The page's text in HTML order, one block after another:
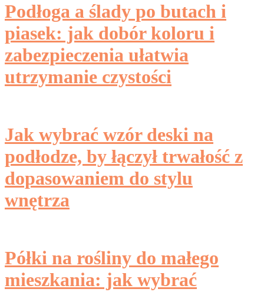
Podłoga a ślady po butach i
piasek: jak dobór koloru i
zabezpieczenia ułatwia
utrzymanie czystości
Jak wybrać wzór deski na
podłodze, by łączył trwałość z
dopasowaniem do stylu
wnętrza
Półki na rośliny do małego
mieszkania: jak wybrać